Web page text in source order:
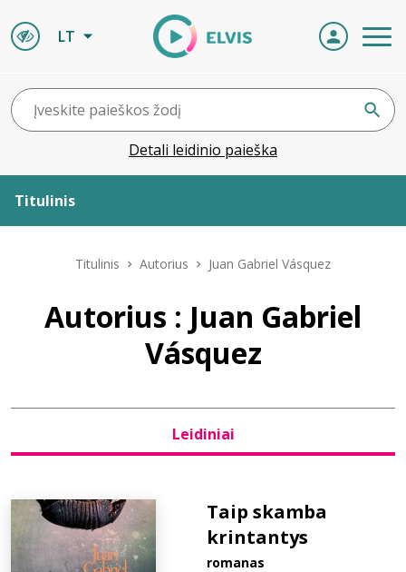
LT
Detali leidinio paieška
Titulinis
Leidiniai
Naujienos
Bibliotekoms
D.U.K.
Titulinis Autorius Juan Gabriel Vásquez
Autorius : Juan Gabriel
Vásquez
Leidiniai
Taip skamba
krintantys
romanas